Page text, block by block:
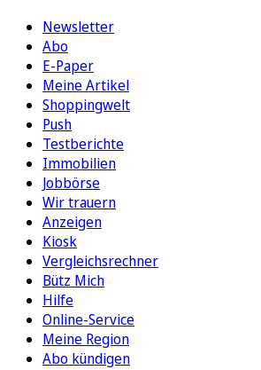
Newsletter
Abo
E-Paper
Meine Artikel
Shoppingwelt
Push
Testberichte
Immobilien
Jobbörse
Wir trauern
Anzeigen
Kiosk
Vergleichsrechner
Bütz Mich
Hilfe
Online-Service
Meine Region
Abo kündigen